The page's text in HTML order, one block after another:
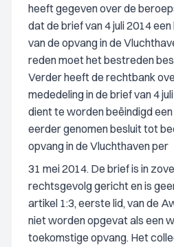
heeft gegeven over de
dat de brief van 4 juli 2014
van de opvang in de
reden moet het bestreden
Verder heeft de rechtbank
mededeling in de brief van 4
dient te worden beëindigd
eerder genomen besluit tot
opvang in de Vluchthaven per
31 mei 2014. De brief is in
rechtsgevolg gericht en is
artikel 1:3, eerste lid, van de
niet worden opgevat als een
toekomstige opvang. Het